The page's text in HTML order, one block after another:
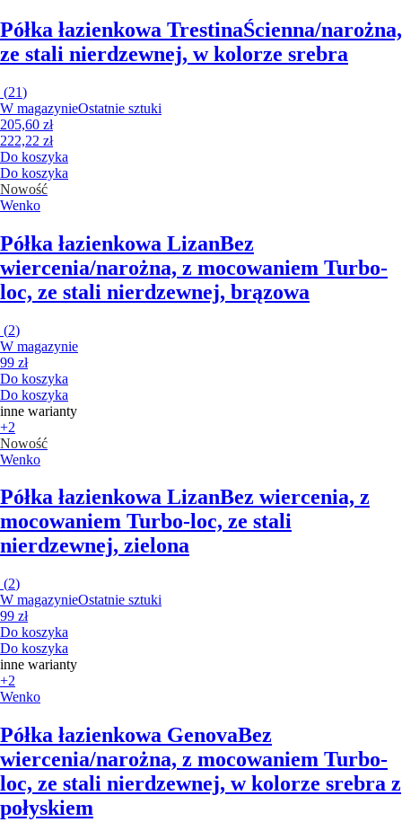
Półka łazienkowa TrestinaŚcienna/narożna,
ze stali nierdzewnej, w kolorze srebra
(21)
W magazynieOstatnie sztuki
205,60 zł
222,22 zł
Do koszyka
Do koszyka
Nowość
Wenko
Półka łazienkowa LizanBez
wiercenia/narożna, z mocowaniem Turbo-
loc, ze stali nierdzewnej, brązowa
(2)
W magazynie
99 zł
Do koszyka
Do koszyka
inne warianty
+2
Nowość
Wenko
Półka łazienkowa LizanBez wiercenia, z
mocowaniem Turbo-loc, ze stali
nierdzewnej, zielona
(2)
W magazynieOstatnie sztuki
99 zł
Do koszyka
Do koszyka
inne warianty
+2
Wenko
Półka łazienkowa GenovaBez
wiercenia/narożna, z mocowaniem Turbo-
loc, ze stali nierdzewnej, w kolorze srebra z
połyskiem